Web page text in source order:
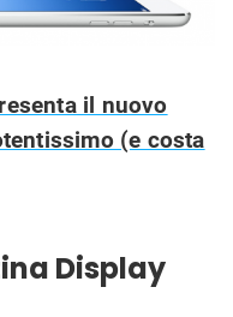
il nuovo
(e costa
Display